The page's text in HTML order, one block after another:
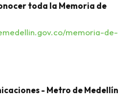
toda la Memoria de
memoria-de-
- Metro de Medellín